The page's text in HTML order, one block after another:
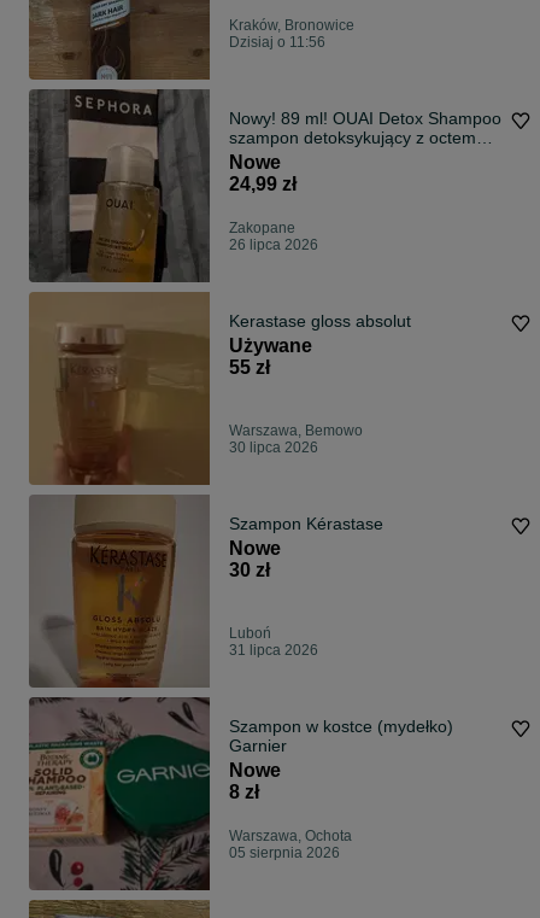
Kraków, Bronowice
Dzisiaj o 11:56
Nowy! 89 ml! OUAI Detox Shampoo
szampon detoksykujący z octem
jabłkowym wszystkie typy włosów
SEPHORA
Nowe
24,99 zł
Zakopane
26 lipca 2026
Kerastase gloss absolut
Używane
55 zł
Warszawa, Bemowo
30 lipca 2026
Szampon Kérastase
Nowe
30 zł
Luboń
31 lipca 2026
Szampon w kostce (mydełko)
Garnier
Nowe
8 zł
Warszawa, Ochota
05 sierpnia 2026